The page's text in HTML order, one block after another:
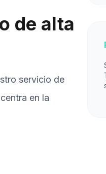
de alta
servicio de
en la